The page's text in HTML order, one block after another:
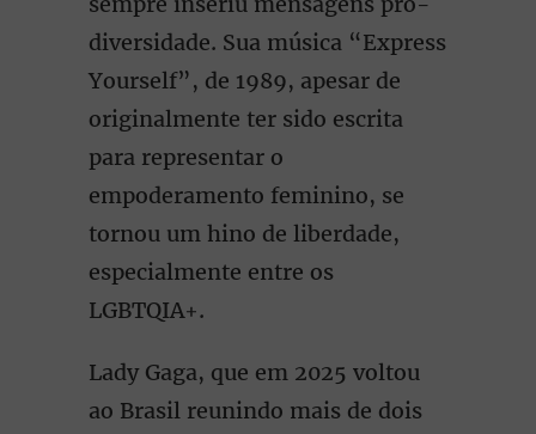
diversidade. Sua música “Express
Yourself”, de 1989, apesar de
originalmente ter sido escrita
para representar o
empoderamento feminino, se
tornou um hino de liberdade,
especialmente entre os
LGBTQIA+.
Lady Gaga, que em 2025 voltou
ao Brasil reunindo mais de dois